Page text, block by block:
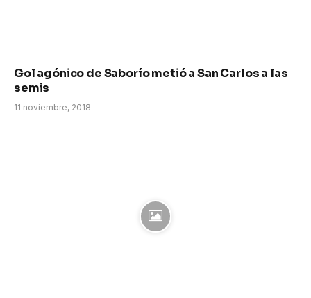
Gol agónico de Saborío metió a San Carlos a las
semis
11 noviembre, 2018